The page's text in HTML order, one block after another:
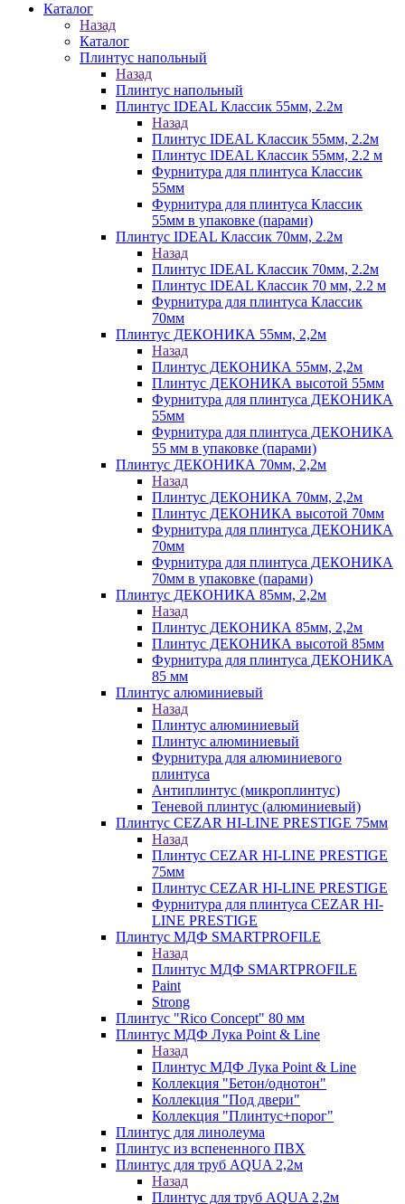
Каталог
Назад
Каталог
Плинтус напольный
Назад
Плинтус напольный
Плинтус IDEAL Классик 55мм, 2.2м
Назад
Плинтус IDEAL Классик 55мм, 2.2м
Плинтус IDEAL Классик 55мм, 2.2 м
Фурнитура для плинтуса Классик
55мм
Фурнитура для плинтуса Классик
55мм в упаковке (парами)
Плинтус IDEAL Классик 70мм, 2.2м
Назад
Плинтус IDEAL Классик 70мм, 2.2м
Плинтус IDEAL Классик 70 мм, 2.2 м
Фурнитура для плинтуса Классик
70мм
Плинтус ДЕКОНИКА 55мм, 2,2м
Назад
Плинтус ДЕКОНИКА 55мм, 2,2м
Плинтус ДЕКОНИКА высотой 55мм
Фурнитура для плинтуса ДЕКОНИКА
55мм
Фурнитура для плинтуса ДЕКОНИКА
55 мм в упаковке (парами)
Плинтус ДЕКОНИКА 70мм, 2,2м
Назад
Плинтус ДЕКОНИКА 70мм, 2,2м
Плинтус ДЕКОНИКА высотой 70мм
Фурнитура для плинтуса ДЕКОНИКА
70мм
Фурнитура для плинтуса ДЕКОНИКА
70мм в упаковке (парами)
Плинтус ДЕКОНИКА 85мм, 2,2м
Назад
Плинтус ДЕКОНИКА 85мм, 2,2м
Плинтус ДЕКОНИКА высотой 85мм
Фурнитура для плинтуса ДЕКОНИКА
85 мм
Плинтус алюминиевый
Назад
Плинтус алюминиевый
Плинтус алюминиевый
Фурнитура для алюминиевого
плинтуса
Антиплинтус (микроплинтус)
Теневой плинтус (алюминиевый)
Плинтус CEZAR HI-LINE PRESTIGE 75мм
Назад
Плинтус CEZAR HI-LINE PRESTIGE
75мм
Плинтус CEZAR HI-LINE PRESTIGE
Фурнитура для плинтуса CEZAR HI-
LINE PRESTIGE
Плинтус МДФ SMARTPROFILE
Назад
Плинтус МДФ SMARTPROFILE
Paint
Strong
Плинтус "Rico Concept" 80 мм
Плинтус МДФ Лука Point & Line
Назад
Плинтус МДФ Лука Point & Line
Коллекция "Бетон/однотон"
Коллекция "Под двери"
Коллекция "Плинтус+порог"
Плинтус для линолеума
Плинтус из вспененного ПВХ
Плинтус для труб AQUA 2,2м
Назад
Плинтус для труб AQUA 2,2м